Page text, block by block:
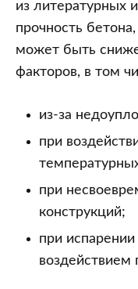
из литературных
прочность
может быть
факторов, в том
из-за
при
при
конструкций;
при